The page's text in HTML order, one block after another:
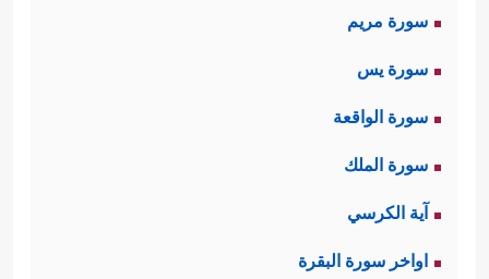
سورة مريم
سورة يس
سورة الواقعة
سورة الملك
آية الكرسي
اواخر سورة البقرة